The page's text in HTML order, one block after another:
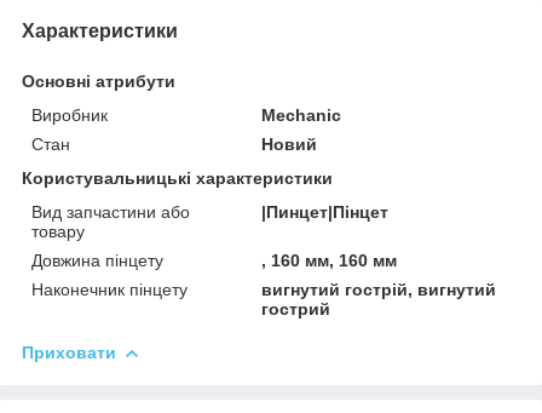
Характеристики
Основні атрибути
Виробник
Mechanic
Стан
Новий
Користувальницькі характеристики
Вид запчастини або
товару
|Пинцет|Пінцет
Довжина пінцету
, 160 мм, 160 мм
Наконечник пінцету
вигнутий гострій, вигнутий
гострий
Приховати